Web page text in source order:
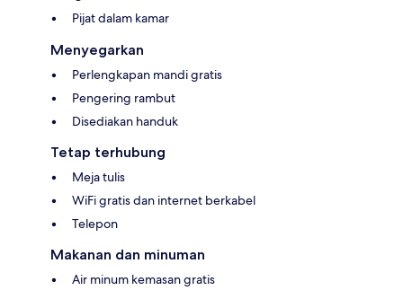
Pijat dalam kamar
Menyegarkan
Perlengkapan mandi gratis
Pengering rambut
Disediakan handuk
Tetap terhubung
Meja tulis
WiFi gratis dan internet berkabel
Telepon
Makanan dan minuman
Air minum kemasan gratis